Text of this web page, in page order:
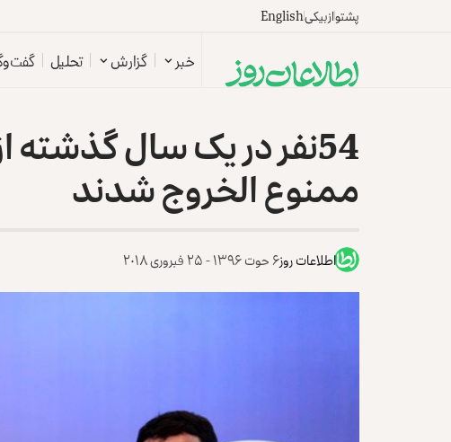
پشتوازبیکیEnglish
خبر گزارش تحلیل
54نفر در یک سال
ممنوع ‎الخروج شدند
اطلاعات روز۶ حوت ۱۳۹۶ - ۲۵ فبروری ۲۰۱۸